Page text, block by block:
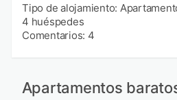
Tipo de alojamiento:
4 huéspedes
Comentarios: 4
Apartamentos